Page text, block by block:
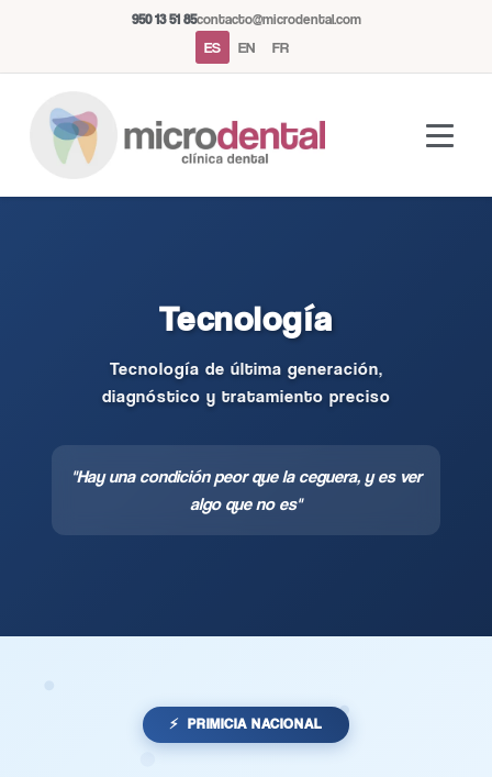
950 13 51 85contacto@microdental.com
ES EN FR
Tecnología
Tecnología de última generación,
diagnóstico y tratamiento preciso
"Hay una condición peor que la ceguera, y es ver
algo que no es"
PRIMICIA NACIONAL
Normalmente responde al instante